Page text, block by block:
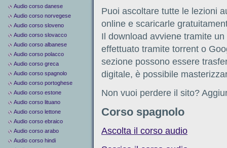
Puoi ascoltare tutte le lezioni
online e scaricarle
Il download avviene tramite
effettuato tramite torrent o
sezione possono essere
digitale, è possibile
Non vuoi perdere il sito?
Corso spagnolo
Ascolta il corso audio
Audio corso danese
Audio corso norvegese
Audio corso sloveno
Audio corso slovacco
Audio corso albanese
Audio corso polacco
Audio corso greca
Audio corso spagnolo
Audio corso portoghese
Audio corso estone
Audio corso lituano
Audio corso lettone
Audio corso ebraico
Audio corso arabo
Audio corso hindi